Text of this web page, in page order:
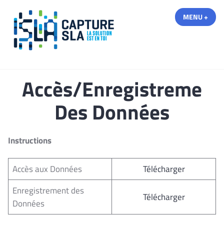
contenu
MENU+
Accès/Enregistreme
Des Données
Instructions
Accès aux Données
Télécharger
Enregistrement des
Données
Télécharger